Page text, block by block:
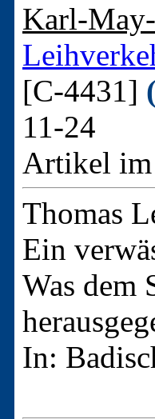
Karl-
[C-4431]
11-24
Artikel
Thomas
Ein
Was dem
In: